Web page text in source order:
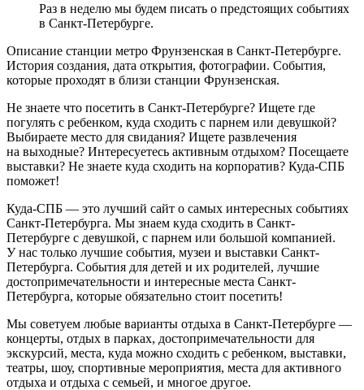
Раз в неделю мы будем писать о предстоящих событиях
в Санкт-Петербурге.
Описание станции метро Фрунзенская в Санкт-Петербурге.
История создания, дата открытия, фотографии. События,
которые проходят в близи станции Фрунзенская.
Не знаете что посетить в Санкт-Петербурге? Ищете где
погулять с ребенком, куда сходить с парнем или девушкой?
Выбираете место для свидания? Ищете развлечения
на выходные? Интересуетесь активным отдыхом? Посещаете
выставки? Не знаете куда сходить на корпоратив? Куда-СПБ
поможет!
Куда-СПБ — это лучший сайт о самых интересных событиях
Санкт-Петербурга. Мы знаем куда сходить в Санкт-
Петербурге с девушкой, с парнем или большой компанией.
У нас только лучшие события, музеи и выставки Санкт-
Петербурга. События для детей и их родителей, лучшие
достопримечательности и интересные места Санкт-
Петербурга, которые обязательно стоит посетить!
Мы советуем любые варианты отдыха в Санкт-Петербурге —
концерты, отдых в парках, достопримечательности для
экскурсий, места, куда можно сходить с ребенком, выставки,
театры, шоу, спортивные мероприятия, места для активного
отдыха и отдыха с семьей, и многое другое.